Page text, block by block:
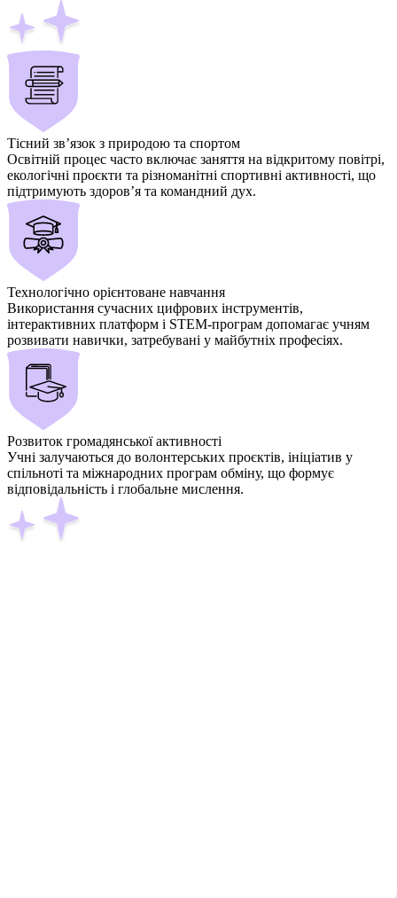
Тісний зв’язок з природою та спортом
Освітній процес часто включає заняття на відкритому повітрі,
екологічні проєкти та різноманітні спортивні активності, що
підтримують здоров’я та командний дух.
Технологічно орієнтоване навчання
Використання сучасних цифрових інструментів,
інтерактивних платформ і STEM-програм допомагає учням
розвивати навички, затребувані у майбутніх професіях.
Розвиток громадянської активності
Учні залучаються до волонтерських проєктів, ініціатив у
спільноті та міжнародних програм обміну, що формує
відповідальність і глобальне мислення.